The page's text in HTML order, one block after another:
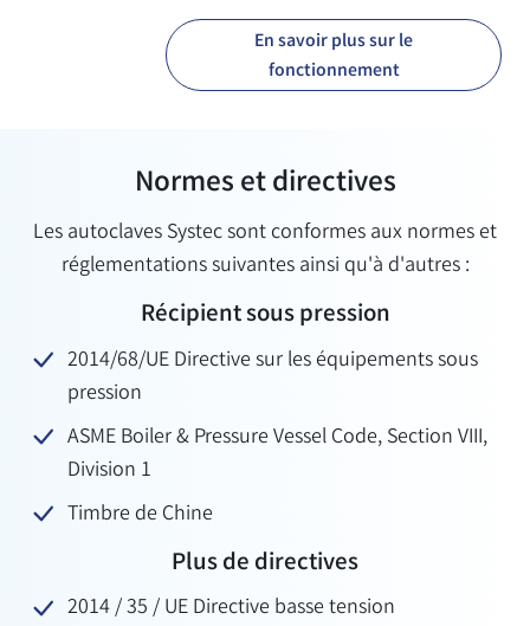
En savoir plus sur le
fonctionnement
Normes et directives
Les autoclaves Systec sont conformes aux normes et
réglementations suivantes ainsi qu'à d'autres :
Récipient sous pression
2014/68/UE Directive sur les équipements sous
pression
ASME Boiler & Pressure Vessel Code, Section VIII,
Division 1
Timbre de Chine
Plus de directives
2014 / 35 / UE Directive basse tension